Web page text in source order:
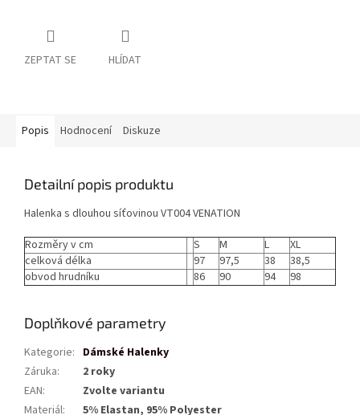
ZEPTAT SE HLÍDAT
Popis Hodnocení Diskuze
Detailní popis produktu
Halenka s dlouhou síťovinou VT004 VENATION
Rozměry v cm
S M L
XL
celková délka
97 97,5 38
38,5
obvod hrudníku
86 90 94 98
Doplňkové parametry
Kategorie: Dámské Halenky
Záruka:
2 roky
EAN:
Zvolte variantu
Materiál: 5% Elastan, 95% Polyester